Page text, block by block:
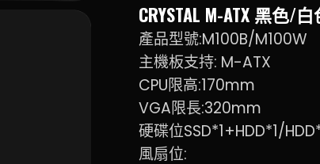
CRYSTAL M-ATX 黑色/
產品型號:M100B/M100W
主機板支持: M-ATX
CPU限高:170mm
VGA限長:320mm
硬碟位SSD*1+HDD*1/
風扇位: